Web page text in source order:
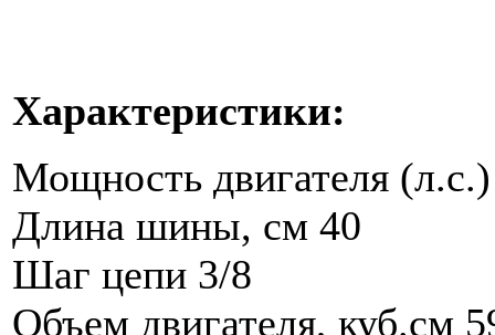
Характеристики:
Мощность двигателя
Длина шины, см 40
Шаг цепи 3/8
Объем двигателя, куб.см